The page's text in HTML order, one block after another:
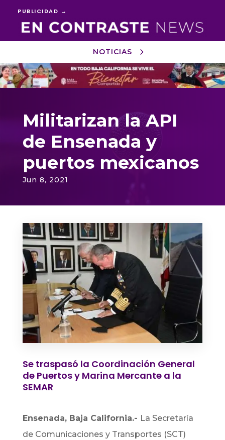
PUBLICIDAD →
NOTICIAS
Reproductor
de
vídeo
Militarizan la API
de Ensenada y
puertos mexicanos
Jun 8, 2021
Se traspasó la Coordinación General
de Puertos y Marina Mercante a la
SEMAR
Ensenada, Baja California.- La Secretaría
de Comunicaciones y Transportes (SCT)